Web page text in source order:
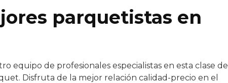
parquetistas en
equipo de profesionales especialistas en esta clase de
Disfruta de la mejor relación calidad-precio en el